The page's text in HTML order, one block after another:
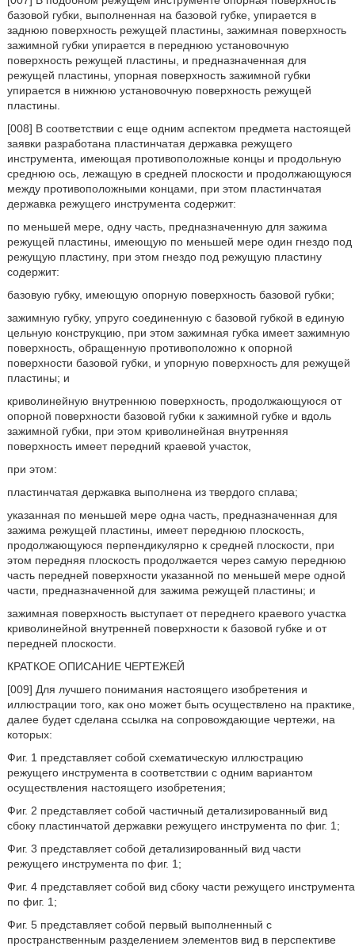
базовой губки, выполненная на базовой губке, упирается в
заднюю поверхность режущей пластины, зажимная поверхность
зажимной губки упирается в переднюю установочную
поверхность режущей пластины, и предназначенная для
режущей пластины, упорная поверхность зажимной губки
упирается в нижнюю установочную поверхность режущей
пластины.
[008] В соответствии с еще одним аспектом предмета настоящей
заявки разработана пластинчатая державка режущего
инструмента, имеющая противоположные концы и продольную
среднюю ось, лежащую в средней плоскости и продолжающуюся
между противоположными концами, при этом пластинчатая
державка режущего инструмента содержит:
по меньшей мере, одну часть, предназначенную для зажима
режущей пластины, имеющую по меньшей мере один гнездо под
режущую пластину, при этом гнездо под режущую пластину
содержит:
базовую губку, имеющую опорную поверхность базовой губки;
зажимную губку, упруго соединенную с базовой губкой в единую
цельную конструкцию, при этом зажимная губка имеет зажимную
поверхность, обращенную противоположно к опорной
поверхности базовой губки, и упорную поверхность для режущей
пластины; и
криволинейную внутреннюю поверхность, продолжающуюся от
опорной поверхности базовой губки к зажимной губке и вдоль
зажимной губки, при этом криволинейная внутренняя
поверхность имеет передний краевой участок,
при этом:
пластинчатая державка выполнена из твердого сплава;
указанная по меньшей мере одна часть, предназначенная для
зажима режущей пластины, имеет переднюю плоскость,
продолжающуюся перпендикулярно к средней плоскости, при
этом передняя плоскость продолжается через самую переднюю
часть передней поверхности указанной по меньшей мере одной
части, предназначенной для зажима режущей пластины; и
зажимная поверхность выступает от переднего краевого участка
криволинейной внутренней поверхности к базовой губке и от
передней плоскости.
КРАТКОЕ ОПИСАНИЕ ЧЕРТЕЖЕЙ
[009] Для лучшего понимания настоящего изобретения и
иллюстрации того, как оно может быть осуществлено на практике,
далее будет сделана ссылка на сопровождающие чертежи, на
которых:
Фиг. 1 представляет собой схематическую иллюстрацию
режущего инструмента в соответствии с одним вариантом
осуществления настоящего изобретения;
Фиг. 2 представляет собой частичный детализированный вид
сбоку пластинчатой державки режущего инструмента по фиг. 1;
Фиг. 3 представляет собой детализированный вид части
режущего инструмента по фиг. 1;
Фиг. 4 представляет собой вид сбоку части режущего инструмента
по фиг. 1;
Фиг. 5 представляет собой первый выполненный с
пространственным разделением элементов вид в перспективе